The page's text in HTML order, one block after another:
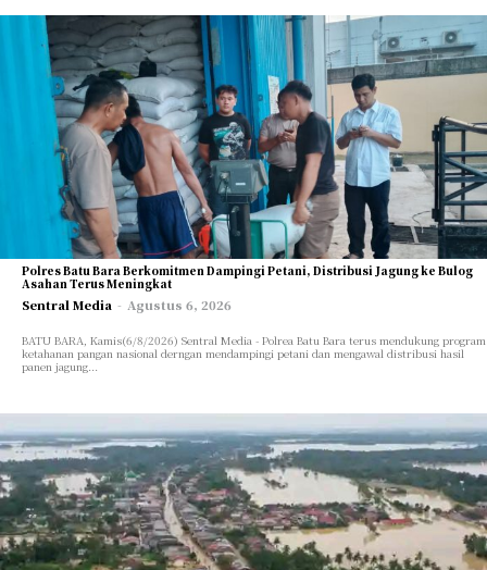
Polres Batu Bara Berkomitmen Dampingi Petani, Distribusi Jagung ke Bulog
Asahan Terus Meningkat
Sentral Media - Agustus 6, 2026
BATU BARA, Kamis(6/8/2026) Sentral Media - Polrea Batu Bara terus mendukung program
ketahanan pangan nasional derngan mendampingi petani dan mengawal distribusi hasil
panen jagung...